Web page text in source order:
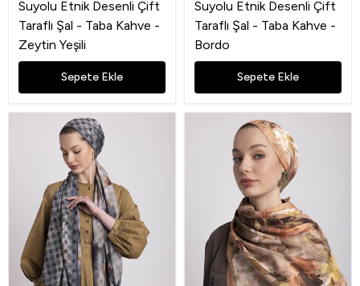
Suyolu Etnik Desenli Çift
Taraflı Şal - Taba Kahve -
Zeytin Yeşili
Sepete Ekle
Suyolu Etnik Desenli Çift
Taraflı Şal - Taba Kahve -
Bordo
Sepete Ekle